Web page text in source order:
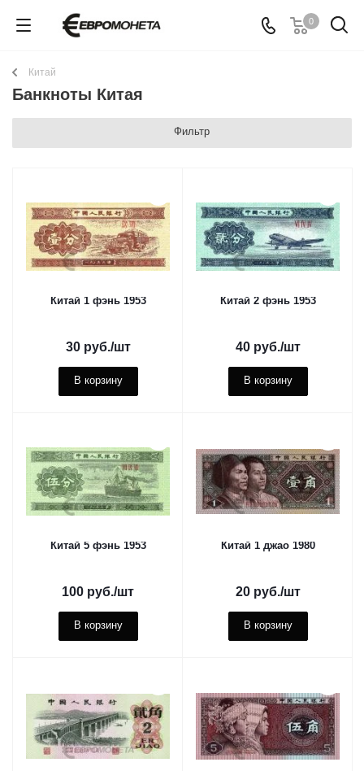
0
Китай
Банкноты Китая
Фильтр
Китай 1 фэнь 1953
30руб./шт
В корзину
Китай 2 фэнь 1953
40руб./шт
В корзину
Китай 5 фэнь 1953
100 руб./шт
В корзину
Китай 1 джао 1980
20руб./шт
В корзину